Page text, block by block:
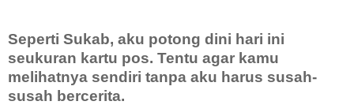
Seperti Sukab, aku potong dini hari ini
seukuran kartu pos. Tentu agar kamu
melihatnya sendiri tanpa aku harus susah-
susah bercerita.